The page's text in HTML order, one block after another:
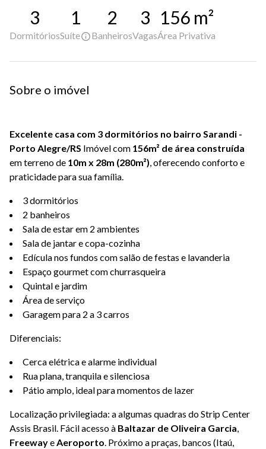
3
Dormitórios
1
Suíte
2
Banheiros
3
Vagas
156 m²
Área Privativa
Sobre o imóvel
Excelente casa com 3 dormitórios no bairro Sarandi -
Porto Alegre/RS Imóvel com 156m² de área construída
em terreno de 10m x 28m (280m²), oferecendo conforto e
praticidade para sua família.
3 dormitórios
2 banheiros
Sala de estar em 2 ambientes
Sala de jantar e copa-cozinha
Edícula nos fundos com salão de festas e lavanderia
Espaço gourmet com churrasqueira
Quintal e jardim
Área de serviço
Garagem para 2 a 3 carros
Diferenciais:
Cerca elétrica e alarme individual
Rua plana, tranquila e silenciosa
Pátio amplo, ideal para momentos de lazer
Localização privilegiada: a algumas quadras do Strip Center
Assis Brasil. Fácil acesso à Baltazar de Oliveira Garcia,
FreewayeAeroporto. Próximo a praças, bancos (Itaú,